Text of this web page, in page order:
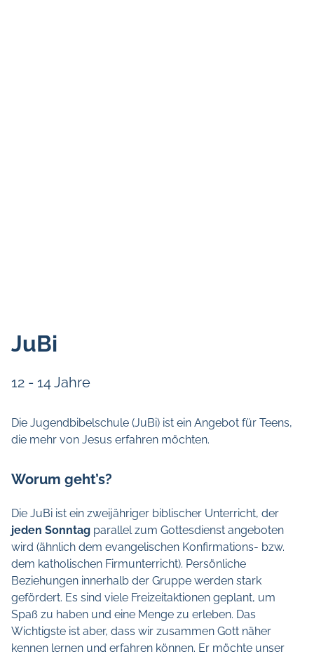
JuBi
12 - 14 Jahre
Die Jugendbibelschule (JuBi) ist ein Angebot für Teens,
die mehr von Jesus erfahren möchten.
Worum geht’s?
Die JuBi ist ein zweijähriger biblischer Unterricht, der
jeden Sonntag parallel zum Gottesdienst angeboten
wird (ähnlich dem evangelischen Konfirmations- bzw.
dem katholischen Firmunterricht). Persönliche
Beziehungen innerhalb der Gruppe werden stark
gefördert. Es sind viele Freizeitaktionen geplant, um
Spaß zu haben und eine Menge zu erleben. Das
Wichtigste ist aber, dass wir zusammen Gott näher
kennen lernen und erfahren können. Er möchte unser